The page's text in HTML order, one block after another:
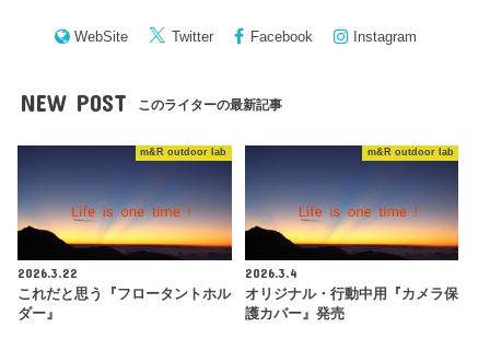
WebSite Twitter Facebook Instagram
NEW POST このライターの最新記事
m&R outdoor lab
2026.3.22
これだと思う『フロータントホル
ダー』
m&R outdoor lab
2026.3.4
オリジナル・行動中用『カメラ保
護カバー』発売